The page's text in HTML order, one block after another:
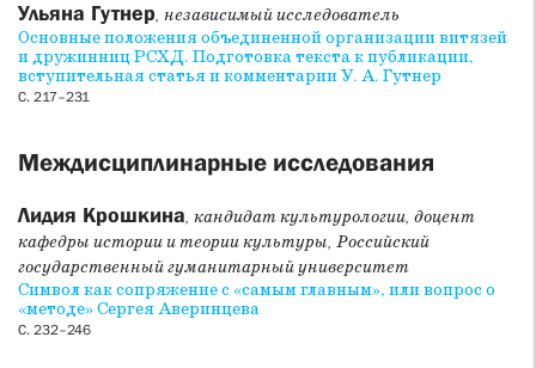
Ульяна Гутнер, независимый исследователь
Основные положения объединенной организации витязей
и дружинниц РСХД. Подготовка текста к публикации,
вступительная статья и комментарии У. А. Гутнер
С. 217–231
Междисциплинарные исследования
Лидия Крошкина, кандидат культурологии, доцент
кафедры истории и теории культуры, Российский
государственный гуманитарный университет
Символ как сопряжение с «самым главным», или вопрос о
«методе» Сергея Аверинцева
С. 232–246